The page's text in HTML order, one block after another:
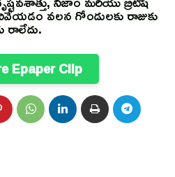
వలన గోండులకు రాజుకు
Epaper Clip